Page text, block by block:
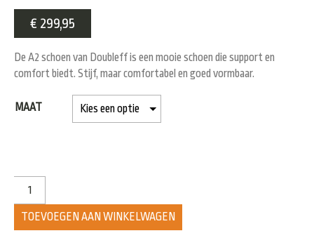
€ 299,95
De A2 schoen van Doubleff is een mooie schoen die support en
comfort biedt. Stijf, maar comfortabel en goed vormbaar.
MAAT
TOEVOEGEN AAN WINKELWAGEN